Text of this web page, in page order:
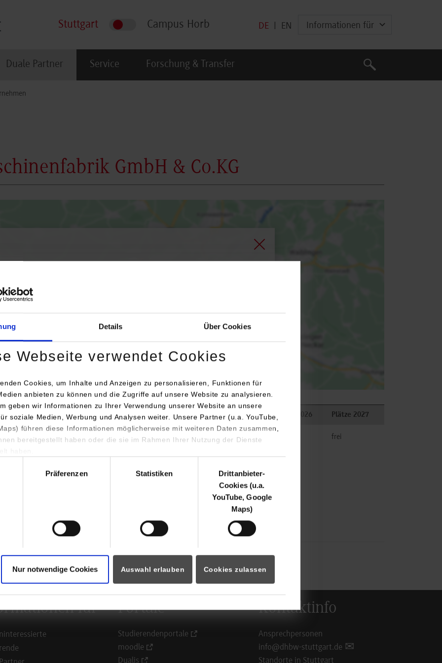
Details Über Cookies
Webseite verwendet Cookies
Cookies, um Inhalte und Anzeigen zu personalisieren, Funktionen für
anbieten zu können und die Zugriffe auf unsere Website zu analysieren.
geben wir Informationen zu Ihrer Verwendung unserer Website an unsere
soziale Medien, Werbung und Analysen weiter. Unsere Partner (u.a. YouTube,
führen diese Informationen möglicherweise mit weiteren Daten zusammen,
bereitgestellt haben oder die sie im Rahmen Ihrer Nutzung der Dienste
Präferenzen Statistiken
Drittanbieter-
Cookies (u.a.
YouTube, Google
Maps)
Nur notwendige Cookies Auswahl erlauben Cookies zulassen
Stuttgart Campus Horb DE EN Informationen für
Duale Partner Service Forschung & Transfer
Suche
Suche
GmbH & Co.KG
/ Ansprechperson Bemerkungen Plätze 2026 Plätze 2027
Michael Hörauf Maschinenfabrik GmbH & Co.KG
bewerbung@hoerauf.com
frei
für Portale
Studierendenportale
moodle
Dualis
Kontaktinfo
Ansprechpersonen
info@dhbw-stuttgart.de
Standorte in Stuttgart